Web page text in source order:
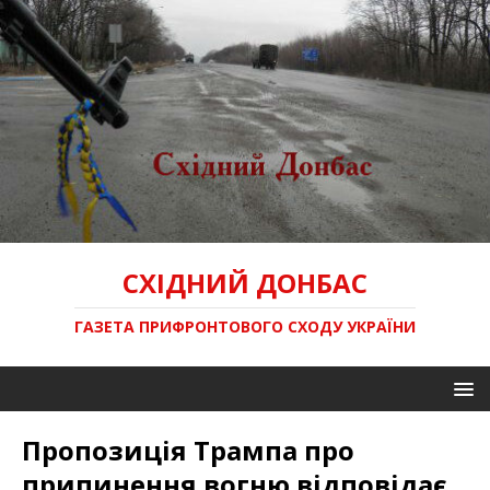
СХІДНИЙ ДОНБАС
ГАЗЕТА ПРИФРОНТОВОГО СХОДУ УКРАЇНИ
Пропозиція Трампа про